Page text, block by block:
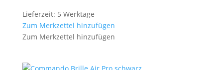
Lieferzeit: 5 Werktage
Zum Merkzettel hinzufügen
Zum Merkzettel hinzufügen